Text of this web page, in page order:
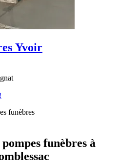
Yvoir
funèbres
pompes funèbres à